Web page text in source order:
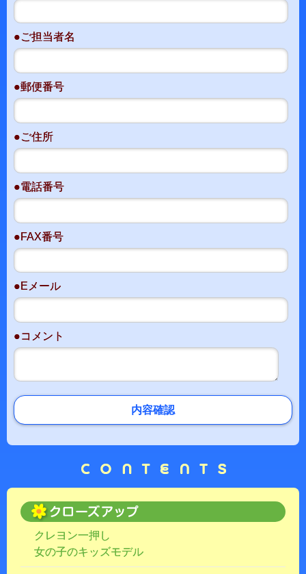
●ご担当者名
●郵便番号
●ご住所
●電話番号
●FAX番号
●Eメール
●コメント
内容確認
クレヨン一押し
女の子のキッズモデル